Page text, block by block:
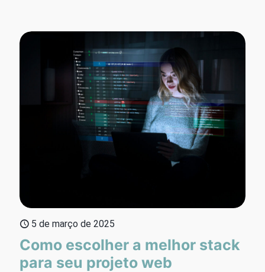
5 de março de 2025
Como escolher a melhor stack
para seu projeto web